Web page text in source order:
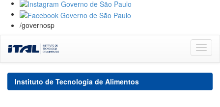
/governosp
navigation
Instituto de Tecnologia de Alimentos